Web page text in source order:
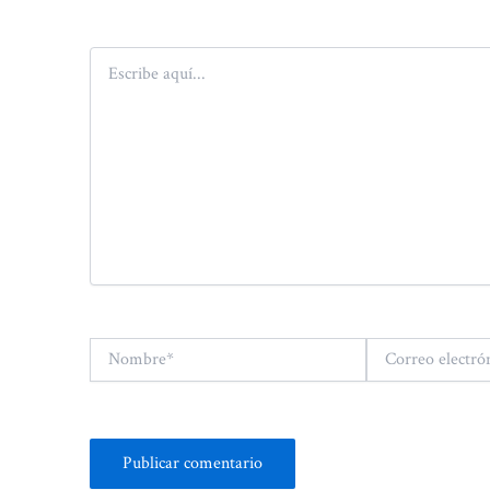
Escribe
aquí...
Nombre*
Correo
electrónico*